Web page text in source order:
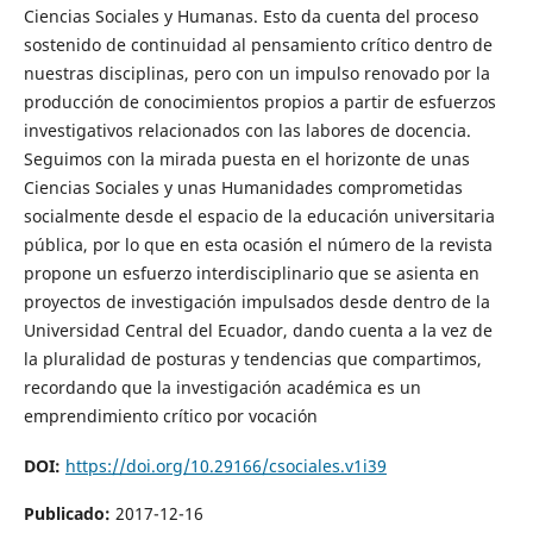
Ciencias Sociales y Humanas. Esto da cuenta del proceso
sostenido de continuidad al pensamiento crítico dentro de
nuestras disciplinas, pero con un impulso renovado por la
producción de conocimientos propios a partir de esfuerzos
investigativos relacionados con las labores de docencia.
Seguimos con la mirada puesta en el horizonte de unas
Ciencias Sociales y unas Humanidades comprometidas
socialmente desde el espacio de la educación universitaria
pública, por lo que en esta ocasión el número de la revista
propone un esfuerzo interdisciplinario que se asienta en
proyectos de investigación impulsados desde dentro de la
Universidad Central del Ecuador, dando cuenta a la vez de
la pluralidad de posturas y tendencias que compartimos,
recordando que la investigación académica es un
emprendimiento crítico por vocación
DOI: https://doi.org/10.29166/csociales.v1i39
Publicado: 2017-12-16